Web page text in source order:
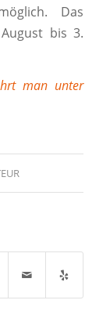
Das
bis 3.
man unter